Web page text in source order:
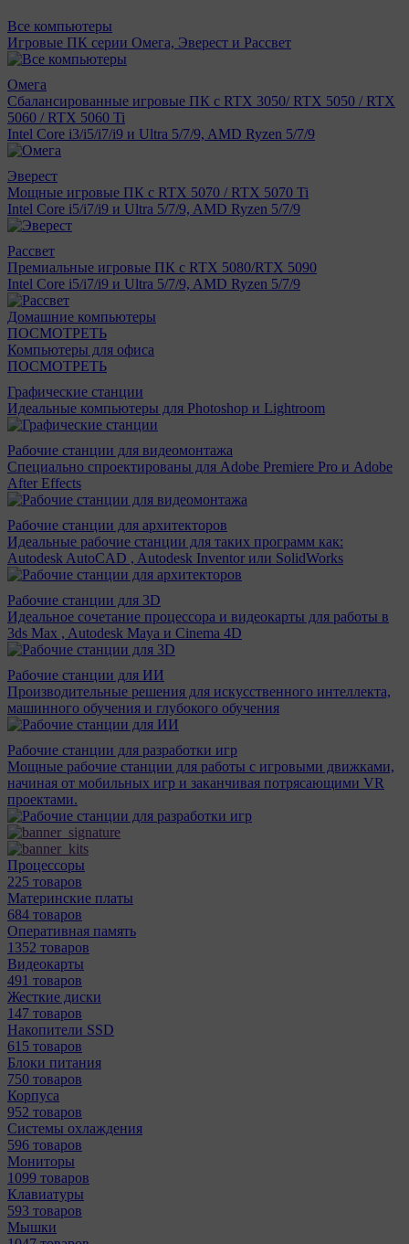
Все компьютеры
Игровые ПК серии Омега, Эверест и Рассвет
Омега
Сбалансированные игровые ПК с RTX 3050/ RTX 5050 / RTX
5060 / RTX 5060 Ti
Intel Core i3/i5/i7/i9 и Ultra 5/7/9, AMD Ryzen 5/7/9
Эверест
Мощные игровые ПК с RTX 5070 / RTX 5070 Ti
Intel Core i5/i7/i9 и Ultra 5/7/9, AMD Ryzen 5/7/9
Рассвет
Премиальные игровые ПК с RTX 5080/RTX 5090
Intel Core i5/i7/i9 и Ultra 5/7/9, AMD Ryzen 5/7/9
Домашние компьютеры
ПОСМОТРЕТЬ
Компьютеры для офиса
ПОСМОТРЕТЬ
Графические станции
Идеальные компьютеры для Photoshop и Lightroom
Рабочие станции для видеомонтажа
Специально спроектированы для Adobe Premiere Pro и Adobe
After Effects
Рабочие станции для архитекторов
Идеальные рабочие станции для таких программ как:
Autodesk AutoCAD , Autodesk Inventor или SolidWorks
Рабочие станции для 3D
Идеальное сочетание процессора и видеокарты для работы в
3ds Max , Autodesk Maya и Cinema 4D
Рабочие станции для ИИ
Производительные решения для искусственного интеллекта,
машинного обучения и глубокого обучения
Рабочие станции для разработки игр
Мощные рабочие станции для работы с игровыми движками,
начиная от мобильных игр и заканчивая потрясающими VR
проектами.
Процессоры
225 товаров
Материнcкие платы
684 товаров
Оперативная память
1352 товаров
Видеокарты
491 товаров
Жесткие диски
147 товаров
Накопители SSD
615 товаров
Блоки питания
750 товаров
Корпуса
952 товаров
Системы охлаждения
596 товаров
Мониторы
1099 товаров
Клавиатуры
593 товаров
Мышки